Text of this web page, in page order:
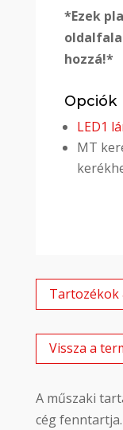
*Ezek
hozzá!*
Opciók
LED1
MT
Tartozékok
Vissza a
A műszaki
cég fenntartja.